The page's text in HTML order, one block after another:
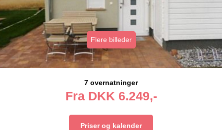
Flere billeder
7 overnatninger
Fra DKK 6.249,-
Priser og kalender